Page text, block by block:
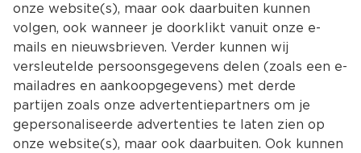
Kies jouw
onze website(s), maar ook daarbuiten kunnen
volgen, ook wanneer je doorklikt vanuit onze e-
mails en nieuwsbrieven. Verder kunnen wij
versleutelde persoonsgegevens delen (zoals een e-
mailadres en aankoopgegevens) met derde
partijen zoals onze advertentiepartners om je
gepersonaliseerde advertenties te laten zien op
onze website(s), maar ook daarbuiten. Ook kunnen